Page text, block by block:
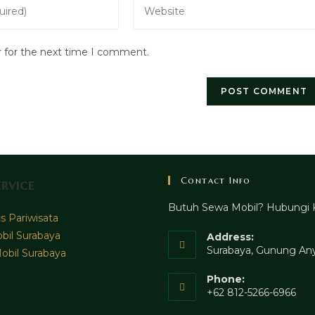
your
URL
for the next time I comment.
Pariwisata
Surabaya
Surabaya
Contact Info
Butuh Sewa Mobil? Hubungi
Address:
Surabaya, Gunung
Phone:
+62 812-5266-6966